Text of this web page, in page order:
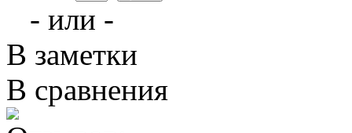
- или -
В заметки
В сравнения